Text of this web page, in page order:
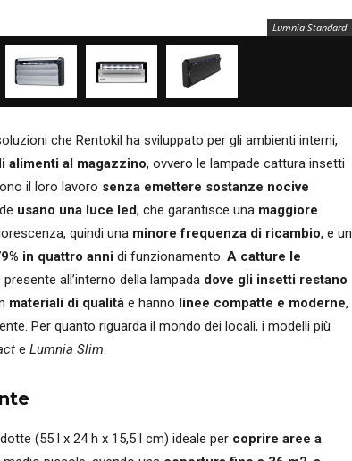
Lumnia Standard
che Rentokil ha sviluppato per gli ambienti interni,
alimenti al magazzino, ovvero le lampade cattura insetti
il loro lavoro senza emettere sostanze nocive
usano una luce led, che garantisce una maggiore
quindi una minore frequenza di ricambio, e un
in quattro anni di funzionamento. A catture le
presente all’interno della lampada dove gli insetti restano
materiali di qualità e hanno linee compatte e moderne,
Per quanto riguarda il mondo dei locali, i modelli più
e Lumnia Slim.
(55 l x 24 h x 15,5 l cm) ideale per coprire aree a